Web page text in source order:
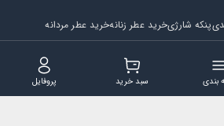
پنکه شارژیخرید عطر زنانهخرید عطر مردانه
و مقررات سوالات متداول پروفایل سبد خرید بندی